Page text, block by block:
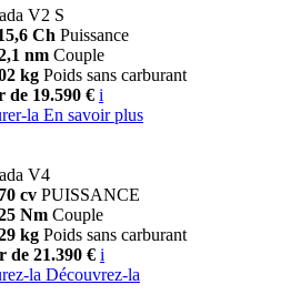
V2 S
Ch Puissance
nm Couple
kg Poids sans carburant
de 19.590 € i
la En savoir plus
V4
cv PUISSANCE
Nm Couple
kg Poids sans carburant
de 21.390 € i
la Découvrez-la